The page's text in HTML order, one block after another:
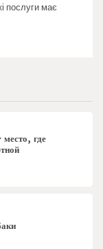
послуги має
где